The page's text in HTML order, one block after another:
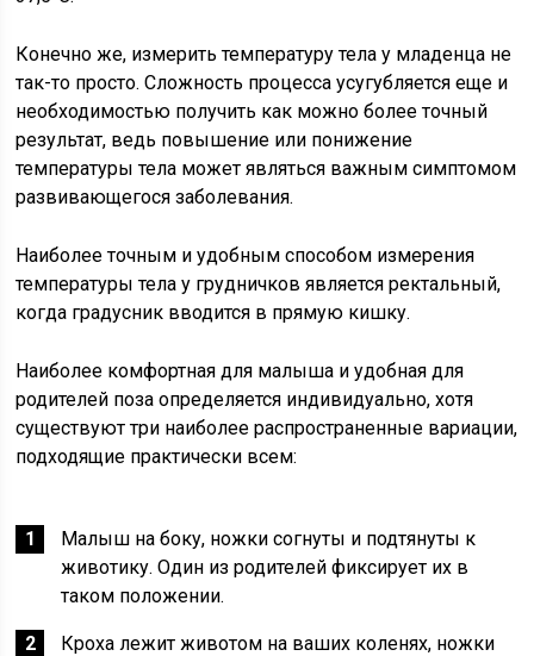
Конечно же, измерить температуру тела у младенца не
так-то просто. Сложность процесса усугубляется еще и
необходимостью получить как можно более точный
результат, ведь повышение или понижение
температуры тела может являться важным симптомом
развивающегося заболевания.
Наиболее точным и удобным способом измерения
температуры тела у грудничков является ректальный,
когда градусник вводится в прямую кишку.
Наиболее комфортная для малыша и удобная для
родителей поза определяется индивидуально, хотя
существуют три наиболее распространенные вариации,
подходящие практически всем:
Малыш на боку, ножки согнуты и подтянуты к
животику. Один из родителей фиксирует их в
таком положении.
Кроха лежит животом на ваших коленях, ножки